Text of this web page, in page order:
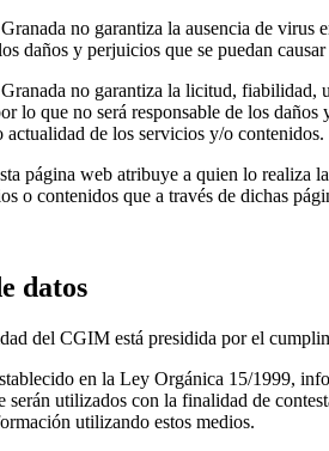
no garantiza la ausencia de virus
daños y perjuicios que se puedan
no garantiza la licitud, fiabilidad,
lo que no será responsable de los
de los servicios y/o contenidos.
página web atribuye a quien lo realiza
o contenidos que a través de dichas
datos
del CGIM está presidida por el
en la Ley Orgánica 15/1999,
serán utilizados con la finalidad de
utilizando estos medios.